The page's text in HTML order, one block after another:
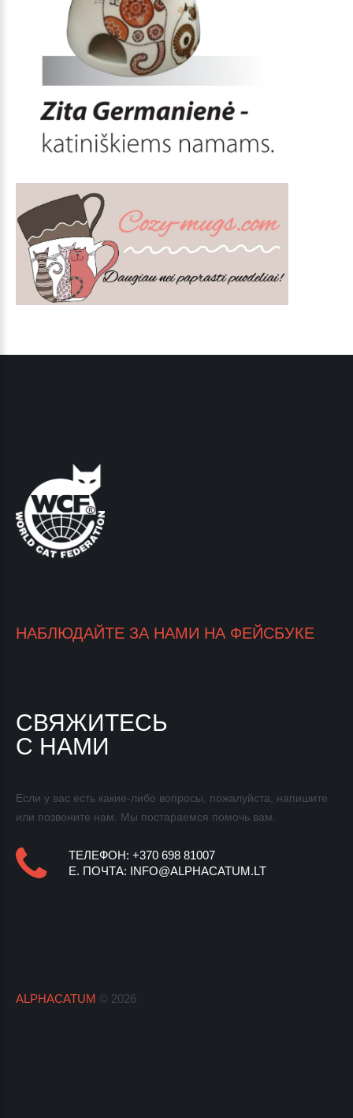
НАБЛЮДАЙТЕ ЗА НАМИ НА ФЕЙСБУКЕ
СВЯЖИТЕСЬ
С НАМИ
Если у вас есть какие-либо вопросы, пожалуйста, напишите
или позвоните нам. Мы постараемся помочь вам.
ТЕЛЕФОН: +370 698 81007
E. ПОЧТА: INFO@ALPHACATUM.LT
ALPHACATUM © 2026